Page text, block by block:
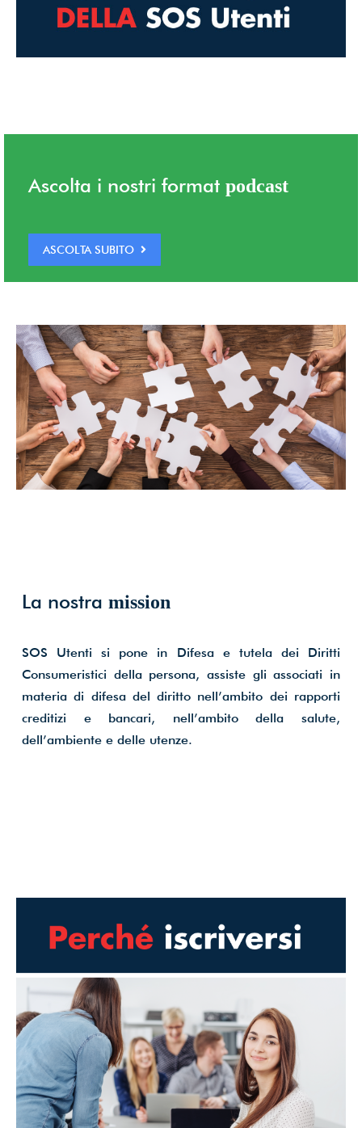
Ascolta i nostri format podcast
ASCOLTA SUBITO
La nostra mission
SOS Utenti si pone in Difesa e tutela dei Diritti
Consumeristici della persona, assiste gli associati in
materia di difesa del diritto nell’ambito dei rapporti
creditizi e bancari, nell’ambito della salute,
dell’ambiente e delle utenze.